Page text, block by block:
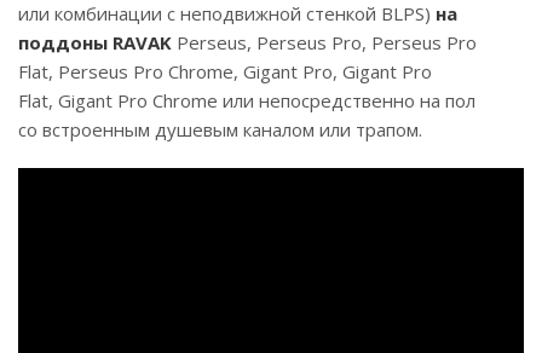
или комбинации с неподвижной стенкой BLPS) на
поддоны RAVAK Perseus, Perseus Pro, Perseus Pro
Flat, Perseus Pro Chrome, Gigant Pro, Gigant Pro
Flat, Gigant Pro Chrome или непосредственно на пол
со встроенным душевым каналом или трапом.